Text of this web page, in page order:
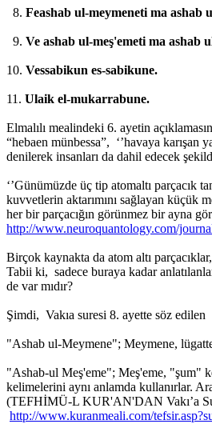
8. Feashab ul-meymeneti ma ashab
9. Ve ashab ul-meş'emeti ma ashab
10. Vessabikun es-sabikune.
11. Ulaik el-mukarrabune.
Elmalılı mealindeki 6. ayetin
“hebaen münbessa”, ‘’havaya karışan
denilerek insanları da dahil edecek
‘’Günümüzde üç tip atomaltı
kuvvetlerin aktarımını sağlayan küçük
her bir parçacığın görünmez bir ayna
http://www.neuroquantology.com/
Birçok kaynakta da atom altı
Tabii ki, sadece buraya kadar
de var mıdır?
Şimdi, Vakıa suresi 8. ayette söz
"Ashab ul-Meymene"; Meymene,
"Ashab-ul Meş'eme"; Meş'eme, "şum"
kelimelerini aynı anlamda kullanırlar.
(TEFHİMÜ-L KUR'AN'DAN Vakı’a
http://www.kuranmeali.com/